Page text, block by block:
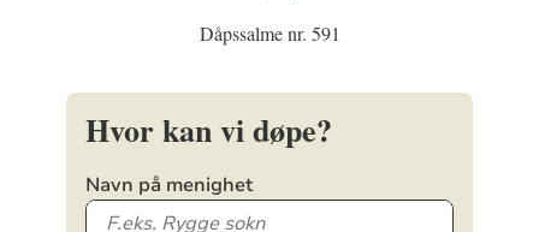
Dåpssalme nr. 591
Hvor kan vi døpe?
Navn på menighet